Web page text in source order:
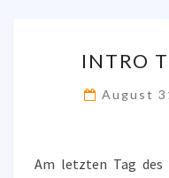
INTRO
August
Am letzten Tag des